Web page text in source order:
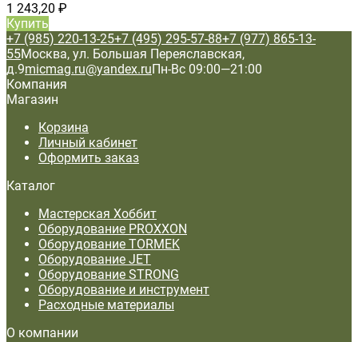
1 243,20 ₽
Купить
+7 (985) 220-13-25+7 (495) 295-57-88+7 (977) 865-13-
55Москва, ул. Большая Переяславская,
д.9micmag.ru@yandex.ruПн-Вс 09:00—21:00
Компания
Магазин
Корзина
Личный кабинет
Оформить заказ
Каталог
Мастерская Хоббит
Оборудование PROXXON
Оборудование TORMEK
Оборудование JET
Оборудование STRONG
Оборудование и инструмент
Расходные материалы
О компании